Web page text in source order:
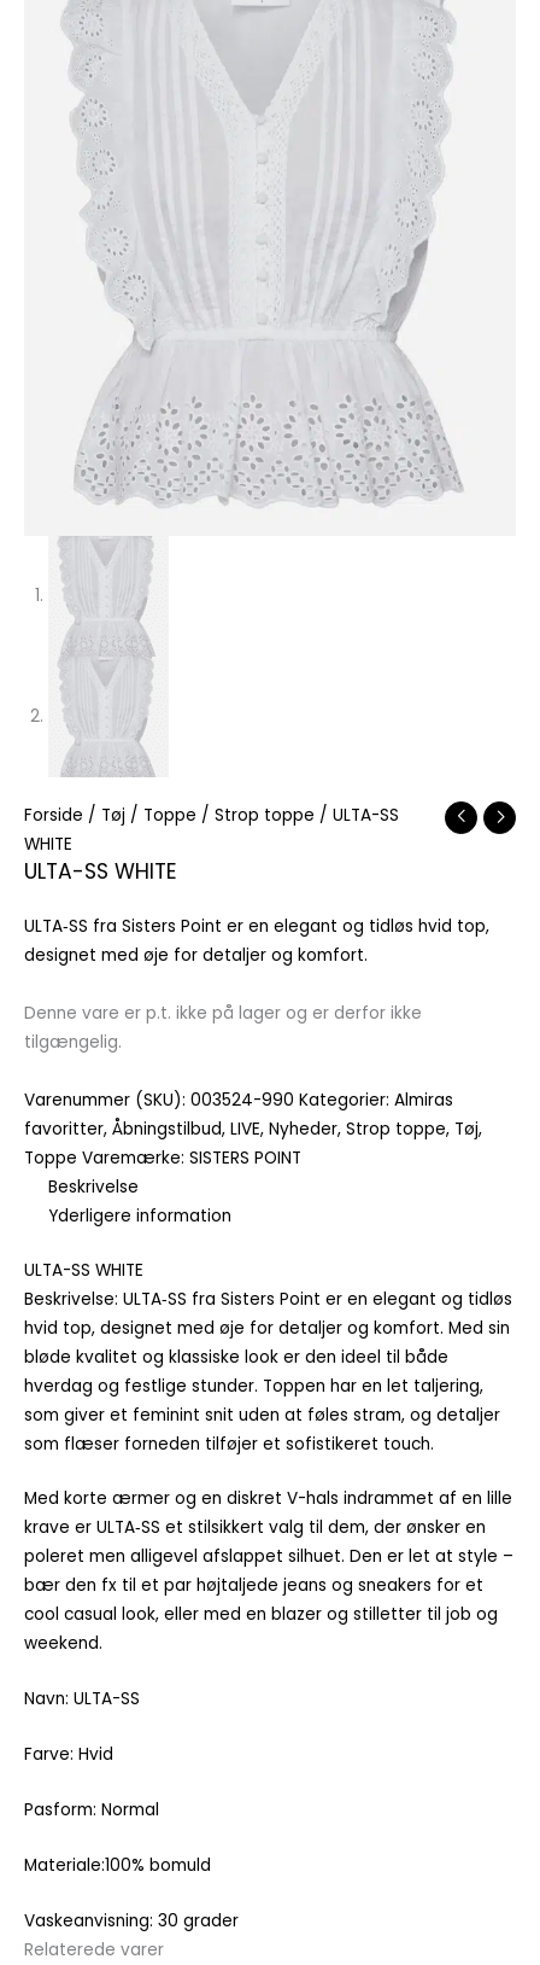
Forside / Tøj / Toppe / Strop toppe / ULTA-SS
WHITE
ULTA-SS WHITE
ULTA‑SS fra Sisters Point er en elegant og tidløs hvid top,
designet med øje for detaljer og komfort.
Denne vare er p.t. ikke på lager og er derfor ikke
tilgængelig.
Varenummer (SKU): 003524-990 Kategorier: Almiras
favoritter, Åbningstilbud, LIVE, Nyheder, Strop toppe, Tøj,
Toppe Varemærke: SISTERS POINT
Beskrivelse
Yderligere information
ULTA-SS WHITE
Beskrivelse: ULTA‑SS fra Sisters Point er en elegant og tidløs
hvid top, designet med øje for detaljer og komfort. Med sin
bløde kvalitet og klassiske look er den ideel til både
hverdag og festlige stunder. Toppen har en let taljering,
som giver et feminint snit uden at føles stram, og detaljer
som flæser forneden tilføjer et sofistikeret touch.
Med korte ærmer og en diskret V-hals indrammet af en lille
krave er ULTA‑SS et stilsikkert valg til dem, der ønsker en
poleret men alligevel afslappet silhuet. Den er let at style –
bær den fx til et par højtaljede jeans og sneakers for et
cool casual look, eller med en blazer og stilletter til job og
weekend.
Navn: ULTA-SS
Farve: Hvid
Pasform: Normal
Materiale:100% bomuld
Vaskeanvisning: 30 grader
Relaterede varer